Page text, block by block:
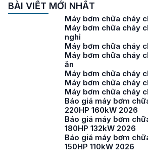
BÀI VIẾT MỚI NHẤT
Máy bơm chữa cháy
Máy bơm chữa cháy
nghỉ
Máy bơm chữa cháy
Máy bơm chữa cháy
ăn
Máy bơm chữa cháy
Máy bơm chữa cháy
Máy bơm chữa cháy
Báo giá máy bơm
220HP 160kW 2026
Báo giá máy bơm
180HP 132kW 2026
Báo giá máy bơm
150HP 110kW 2026